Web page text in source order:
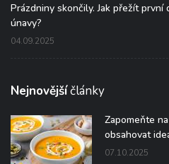
Prázdniny skončily. Jak přežít
únavy?
04.09.2025
Nejnovějšíčlánky
Zapomeňte
obsahovat
07.10.2025